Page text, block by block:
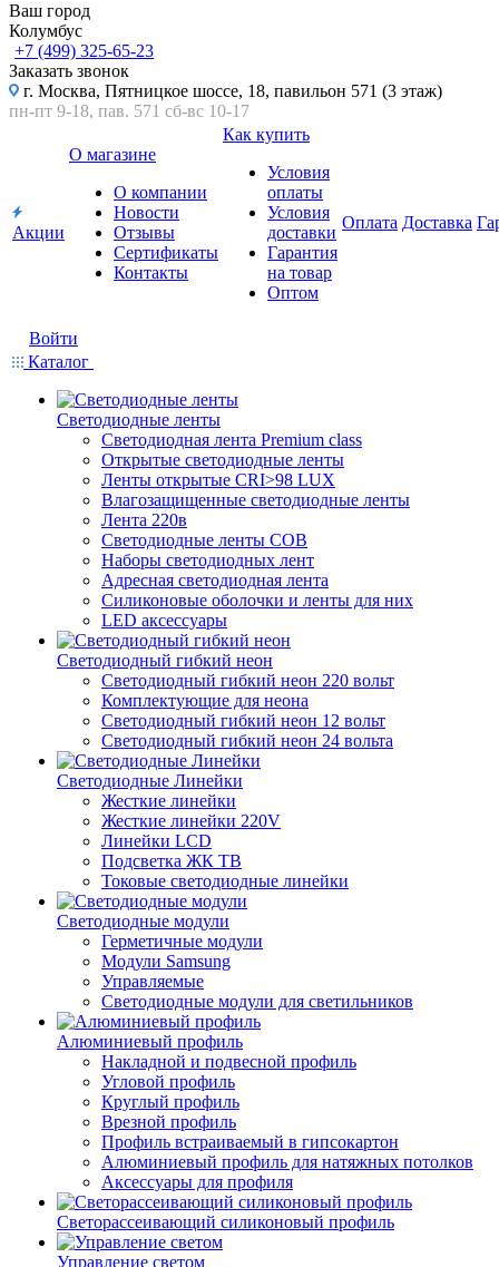
Ваш город
Колумбус
+7 (499) 325-65-23
Заказать звонок
г. Москва, Пятницкое шоссе, 18, павильон 571 (3 этаж)
пн-пт 9-18, пав. 571 сб-вс 10-17
Акции
О магазине
О компании
Новости
Отзывы
Сертификаты
Контакты
Как купить
Условия
оплаты
Условия
доставки
Гарантия
на товар
Оптом
Оплата Доставка
Войти
Каталог
Светодиодные ленты
Светодиодная лента Premium class
Открытые светодиодные ленты
Ленты открытые CRI>98 LUX
Влагозащищенные светодиодные ленты
Лента 220в
Светодиодные ленты COB
Наборы светодиодных лент
Адресная светодиодная лента
Силиконовые оболочки и ленты для них
LED аксессуары
Светодиодный гибкий неон
Светодиодный гибкий неон 220 вольт
Комплектующие для неона
Светодиодный гибкий неон 12 вольт
Светодиодный гибкий неон 24 вольта
Светодиодные Линейки
Жесткие линейки
Жесткие линейки 220V
Линейки LCD
Подсветка ЖК ТВ
Токовые светодиодные линейки
Светодиодные модули
Герметичные модули
Модули Samsung
Управляемые
Светодиодные модули для светильников
Алюминиевый профиль
Накладной и подвесной профиль
Угловой профиль
Круглый профиль
Врезной профиль
Профиль встраиваемый в гипсокартон
Алюминиевый профиль для натяжных потолков
Аксессуары для профиля
Светорассеивающий силиконовый профиль
Управление светом